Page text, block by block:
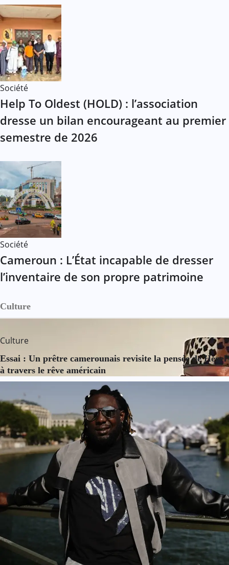
Société
Help To Oldest (HOLD) : l’association
dresse un bilan encourageant au premier
semestre de 2026
Société
Cameroun : L’État incapable de dresser
l’inventaire de son propre patrimoine
Culture
Culture
Essai : Un prêtre camerounais revisite la pensée de Hegel
à travers le rêve américain